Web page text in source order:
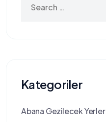
for:
Kategoriler
Abana Gezilecek Yerler